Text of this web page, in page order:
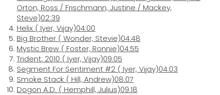
Orton, Ross / Frischmann, Justine / Mackey,
Steve)02:39
Helix ( Iyer, Vijay)04:00
Big Brother ( Wonder, Stevie)04:48
Mystic Brew ( Foster, Ronnie)04:55
Trident: 2010 ( Iyer, Vijay)09:05
Segment For Sentiment #2 ( Iyer, Vijay)04:03
Smoke Stack ( Hill, Andrew)08:07
Dogon A.D. ( Hemphill, Julius)09:18